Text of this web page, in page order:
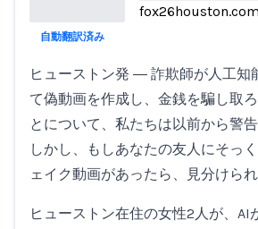
fox26houston.com
自動翻訳済み
ヒューストン発 ― 詐欺師が人工知
て偽動画を作成し、金銭を騙し取
とについて、私たちは以前から警告
しかし、もしあなたの友人にそっ
ェイク動画があったら、見分けら
ヒューストン在住の女性2人が、AI